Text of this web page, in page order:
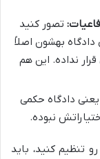
تصور کنید
بهشون اصلاً
نداده. این هم
یعنی دادگاه حکمی
نبوده.
تنظیم کنید، باید